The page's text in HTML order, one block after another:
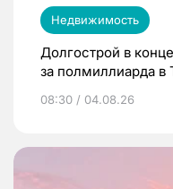
Недвижимость
Долгострой в
за полмиллиарда в
08:30 / 04.08.26